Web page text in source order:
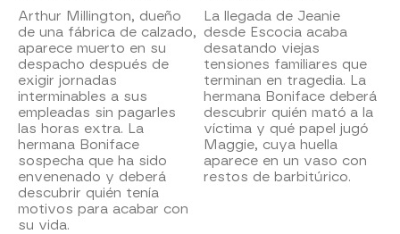
Arthur Millington, dueño
de una fábrica de calzado,
aparece muerto en su
despacho después de
exigir jornadas
interminables a sus
empleadas sin pagarles
las horas extra. La
hermana Boniface
sospecha que ha sido
envenenado y deberá
descubrir quién tenía
motivos para acabar con
su vida.
La llegada de Jeanie
desde Escocia acaba
desatando viejas
tensiones familiares que
terminan en tragedia. La
hermana Boniface deberá
descubrir quién mató a la
víctima y qué papel jugó
Maggie, cuya huella
aparece en un vaso con
restos de barbitúrico.